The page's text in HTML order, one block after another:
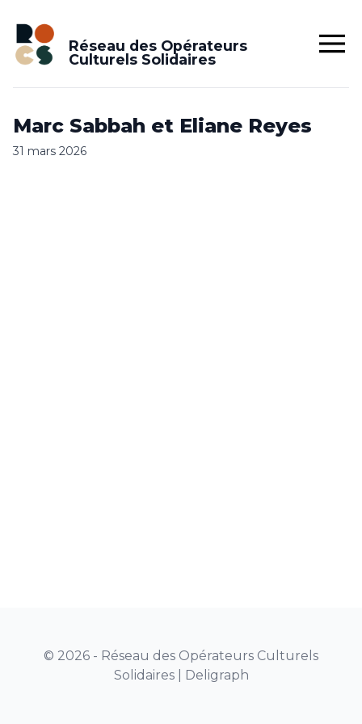
Réseau des Opérateurs
Culturels Solidaires
Marc Sabbah et Eliane Reyes
31 mars 2026
© 2026 - Réseau des Opérateurs Culturels
Solidaires | Deligraph